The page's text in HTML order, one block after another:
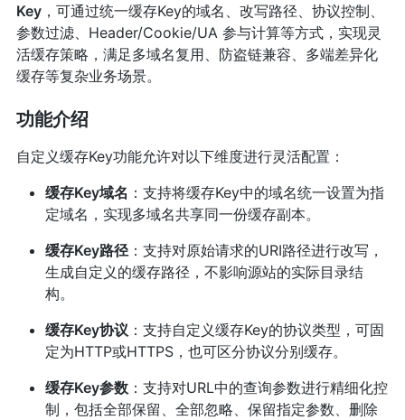
Key，可通过统一缓存Key的域名、改写路径、协议控制、
参数过滤、Header/Cookie/UA 参与计算等方式，实现灵
活缓存策略，满足多域名复用、防盗链兼容、多端差异化
缓存等复杂业务场景。
功能介绍
自定义缓存Key功能允许对以下维度进行灵活配置：
缓存Key域名 ：支持将缓存Key中的域名统一设置为指
定域名，实现多域名共享同一份缓存副本。
缓存Key路径：支持对原始请求的URI路径进行改写，
生成自定义的缓存路径，不影响源站的实际目录结
构。
缓存Key协议 ：支持自定义缓存Key的协议类型，可固
定为HTTP或HTTPS，也可区分协议分别缓存。
缓存Key参数：支持对URL中的查询参数进行精细化控
制，包括全部保留、全部忽略、保留指定参数、删除